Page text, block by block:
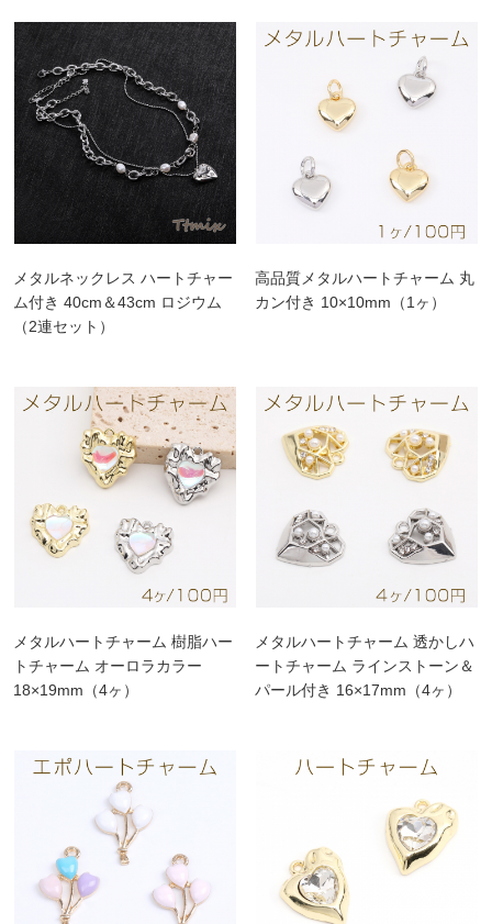
メタルネックレス ハートチャー
ム付き 40cm＆43cm ロジウム
（2連セット）
高品質メタルハートチャーム 丸
カン付き 10×10mm（1ヶ）
メタルハートチャーム 樹脂ハー
トチャーム オーロラカラー
18×19mm（4ヶ）
メタルハートチャーム 透かしハ
ートチャーム ラインストーン＆
パール付き 16×17mm（4ヶ）